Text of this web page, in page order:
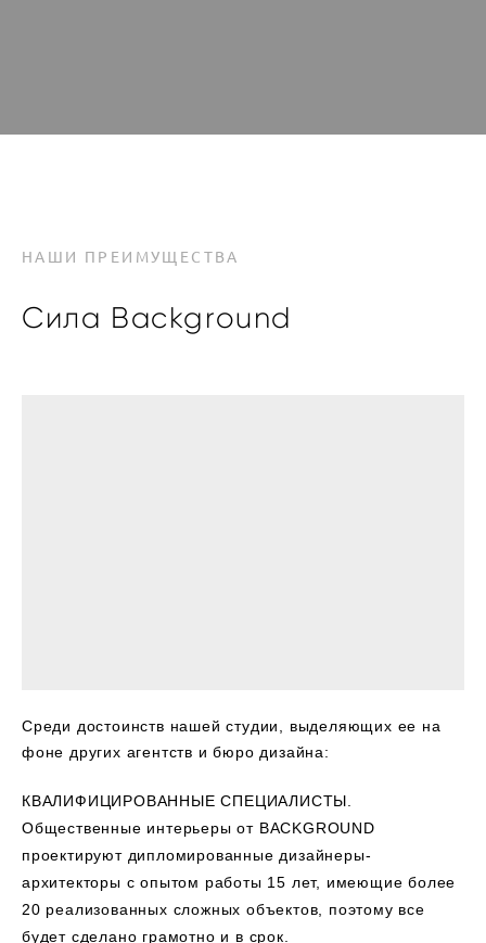
НАШИ ПРЕИМУЩЕСТВА
Cила Background
Среди достоинств нашей студии, выделяющих ее на
фоне других агентств и бюро дизайна:
КВАЛИФИЦИРОВАННЫЕ СПЕЦИАЛИСТЫ.
Общественные интерьеры от BACKGROUND
проектируют дипломированные дизайнеры-
архитекторы с опытом работы 15 лет, имеющие более
20 реализованных сложных объектов, поэтому все
будет сделано грамотно и в срок.